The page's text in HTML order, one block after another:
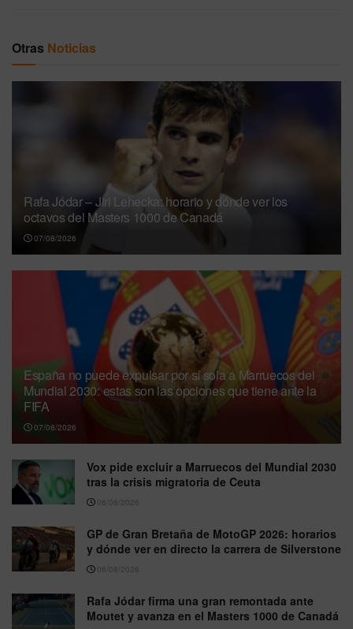
Otras Noticias
Rafa Jódar – Jiri Lehecka: horario y dónde ver los
octavos del Masters 1000 de Canadá
07/08/2026
España no puede expulsar por sí sola a Marruecos del
Mundial 2030: estas son las opciones que tiene ante la
FIFA
07/08/2026
Vox pide excluir a Marruecos del Mundial 2030
tras la crisis migratoria de Ceuta
06/08/2026
GP de Gran Bretaña de MotoGP 2026: horarios
y dónde ver en directo la carrera de Silverstone
06/08/2026
Rafa Jódar firma una gran remontada ante
Moutet y avanza en el Masters 1000 de Canadá